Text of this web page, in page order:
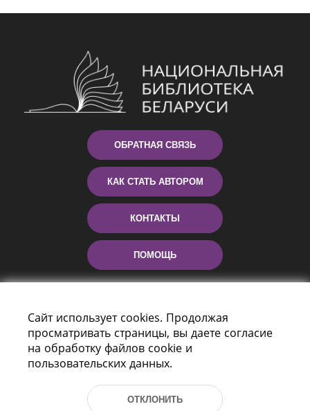
ОБРАТНАЯ СВЯЗЬ
КАК СТАТЬ АВТОРОМ
КОНТАКТЫ
ПОМОЩЬ
Пр-т Независимости 116
г. Минск, Республика Беларусь, 220114
Сайт использует cookies. Продолжая
просматривать страницы, вы даете согласие
на обработку файлов cookie и
пользовательских данных.
ОТКЛОНИТЬ